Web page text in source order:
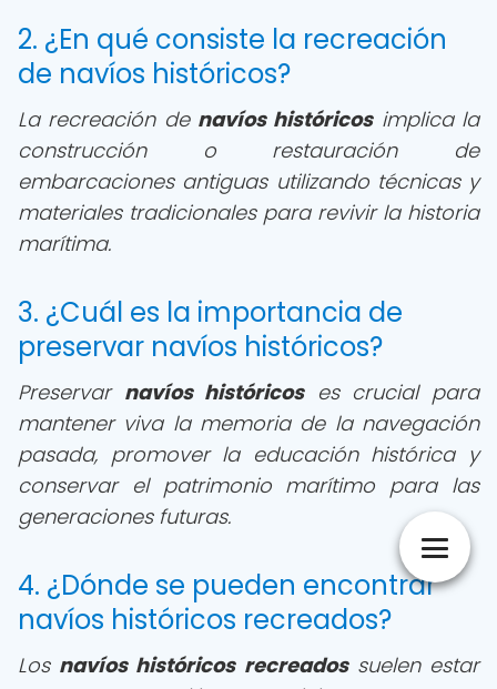
2. ¿En qué consiste la recreación
de navíos históricos?
La recreación de navíos históricosimplica la
construcción o restauración de
embarcaciones antiguas utilizando técnicas y
materiales tradicionales para revivir la historia
marítima.
3. ¿Cuál es la importancia de
preservar navíos históricos?
Preservar navíos históricoses crucial para
mantener viva la memoria de la navegación
pasada, promover la educación histórica y
conservar el patrimonio marítimo para las
generaciones futuras.
4. ¿Dónde se pueden encontrar
navíos históricos recreados?
Los navíos históricos recreadossuelen estar